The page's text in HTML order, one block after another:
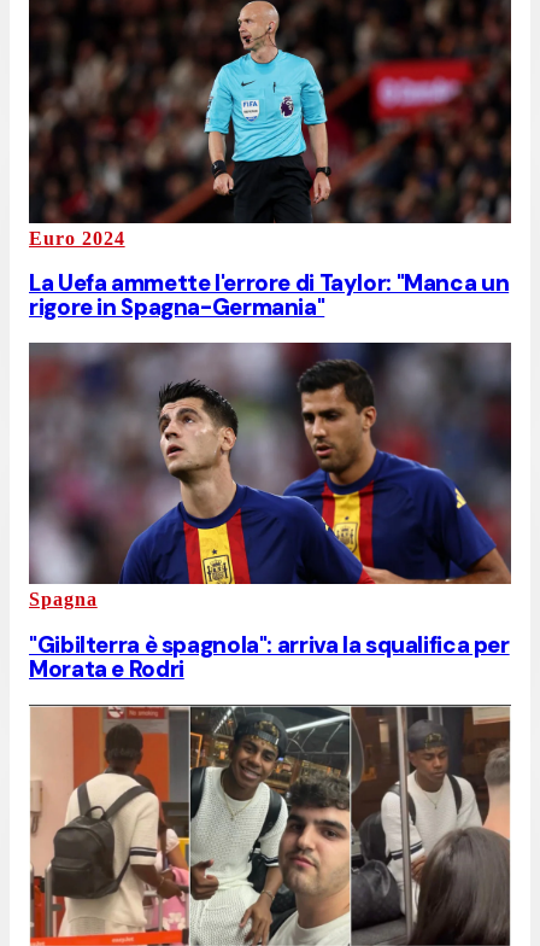
Euro 2024
La Uefa ammette l'errore di Taylor: "Manca un
rigore in Spagna-Germania"
Spagna
"Gibilterra è spagnola": arriva la squalifica per
Morata e Rodri